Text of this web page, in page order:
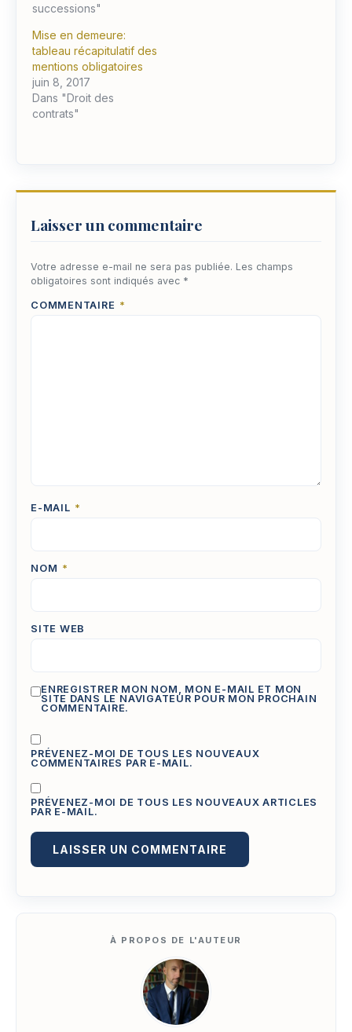
successions"
Mise en demeure:
tableau récapitulatif des
mentions obligatoires
juin 8, 2017
Dans "Droit des
contrats"
Laisser un commentaire
Votre adresse e-mail ne sera pas publiée. Les champs
obligatoires sont indiqués avec *
COMMENTAIRE *
E-MAIL *
NOM *
SITE WEB
ENREGISTRER MON NOM, MON E-MAIL ET MON
SITE DANS LE NAVIGATEUR POUR MON PROCHAIN
COMMENTAIRE.
PRÉVENEZ-MOI DE TOUS LES NOUVEAUX
COMMENTAIRES PAR E-MAIL.
PRÉVENEZ-MOI DE TOUS LES NOUVEAUX ARTICLES
PAR E-MAIL.